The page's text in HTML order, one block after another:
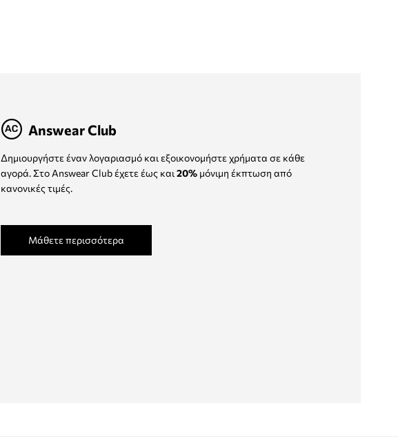
Answear Club
Δημιουργήστε έναν λογαριασμό και εξοικονομήστε χρήματα σε κάθε
αγορά. Στο Answear Club έχετε έως και 20%μόνιμη έκπτωση από
κανονικές τιμές.
Μάθετε περισσότερα